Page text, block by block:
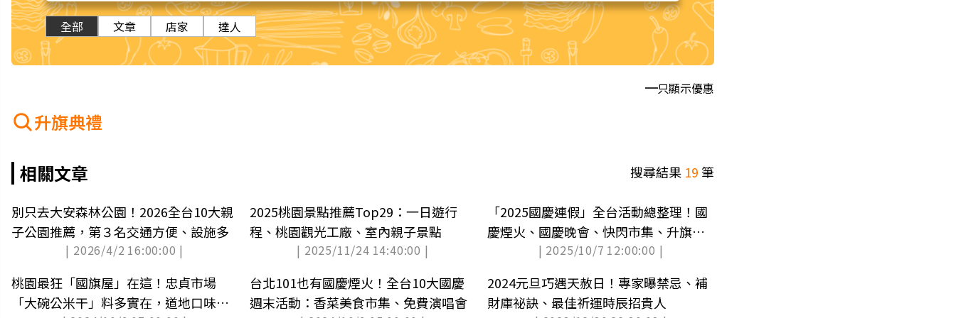
全部 文章 店家 達人
只顯示優惠
升旗典禮
相關文章 搜尋結果 19筆
別只去大安森林公園！2026全台10大親
子公園推薦，第３名交通方便、設施多
| 2026/4/2 16:00:00 |
2025桃園景點推薦Top29：一日遊行
程、桃園觀光工廠、室內親子景點
| 2025/11/24 14:40:00 |
「2025國慶連假」全台活動總整理！國
慶煙火、國慶晚會、快閃市集、升旗典
| 2025/10/7 12:00:00 |
桃園最狂「國旗屋」在這！忠貞市場
「大碗公米干」料多實在，道地口味人
台北101也有國慶煙火！全台10大國慶
週末活動：香菜美食市集、免費演唱會
2024元旦巧遇天赦日！專家曝禁忌、補
財庫祕訣、最佳祈運時辰招貴人